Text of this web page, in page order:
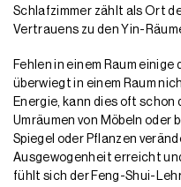
Schlafzimmer zählt als Ort
Vertrauens zu den Yin-
Fehlen in einem Raum
überwiegt in einem Raum
Energie, kann dies oft
Umräumen von Möbeln oder
Spiegel oder Pflanzen
Ausgewogenheit erreicht
fühlt sich der Feng-Shui-